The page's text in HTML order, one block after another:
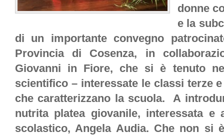
donne
e la
di un importante convegno
Provincia di Cosenza, in
Giovanni in Fiore, che si è tenuto
scientifico – interessate le classi terze
che caratterizzano la scuola. A
nutrita platea giovanile, interessata e
scolastico, Angela Audia. Che non si